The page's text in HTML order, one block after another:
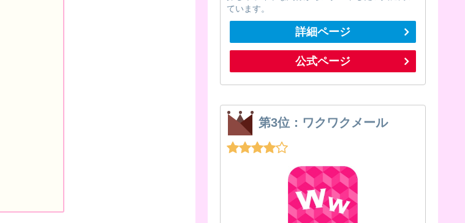
ています。
詳細ページ
公式ページ
第3位：ワクワクメール